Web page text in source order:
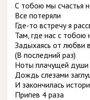
С тобою мы счастья
Все потеряли
Где-то встречу я
Там, где нас с тобою
Задыхаясь от любви
(В последний раз)
Ноты плачущей души
Дождь слезами
И закончилась
Припев 4 раза